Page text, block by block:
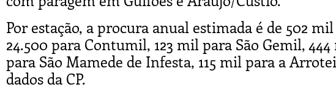
Por estação, a procura anual estimada é de 502
24.500 para Contumil, 123 mil para São Gemil,
para São Mamede de Infesta, 115 mil para a
dados da CP.